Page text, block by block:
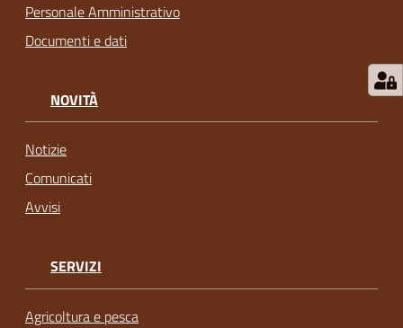
Personale Amministrativo
Documenti e dati
NOVITÀ
Notizie
Comunicati
Avvisi
SERVIZI
Agricoltura e pesca